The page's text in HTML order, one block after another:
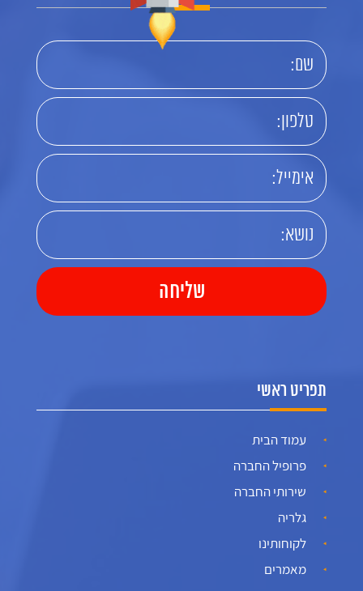
תפריט ראשי
עמוד הבית
פרופיל החברה
שירותי החברה
גלריה
לקוחותינו
מאמרים